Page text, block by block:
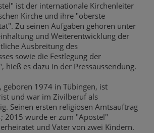
ist der internationale Kirchenleiter
Kirche und ihre "oberste
Zu seinen Aufgaben gehören unter
und Weiterentwicklung der
Ausbreitung des
sowie die Festlegung der
hieß es dazu in der Pressaussendung.
geboren 1974 in Tübingen, ist
und war im Zivilberuf als
Seinen ersten religiösen Amtsauftrag
2015 wurde er zum "Apostel"
und Vater von zwei Kindern.